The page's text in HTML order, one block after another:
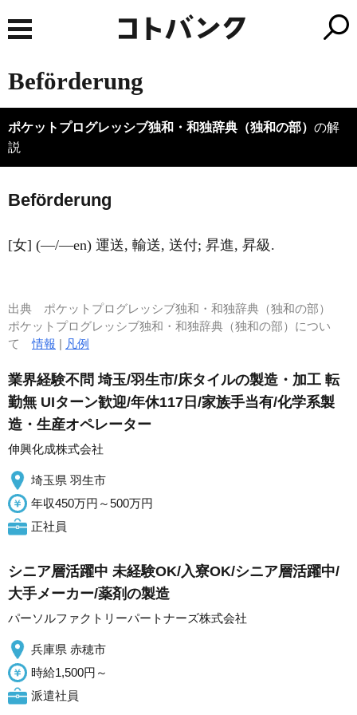
Beförderung
ポケットプログレッシブ独和・和独辞典（独和の部） の解
説
Beförderung
[女] (―/―en) 運送, 輸送, 送付; 昇進, 昇級.
出典 ポケットプログレッシブ独和・和独辞典（独和の部）
ポケットプログレッシブ独和・和独辞典（独和の部）につい
て情報 | 凡例
業界経験不問 埼玉/羽生市/床タイルの製造・加工 転
勤無 UIターン歓迎/年休117日/家族手当有/化学系製
造・生産オペレーター
伸興化成株式会社
埼玉県 羽生市
年収450万円～500万円
正社員
シニア層活躍中 未経験OK/入寮OK/シニア層活躍中/
大手メーカー/薬剤の製造
パーソルファクトリーパートナーズ株式会社
兵庫県 赤穂市
時給1,500円～
派遣社員